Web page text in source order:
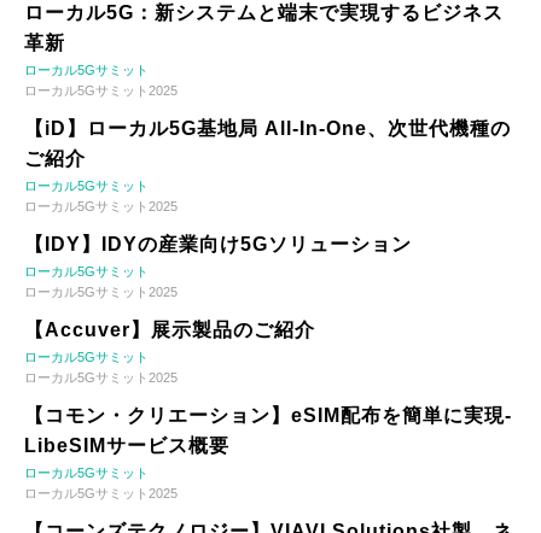
ローカル5G：新システムと端末で実現するビジネス
革新
ローカル5Gサミット
ローカル5Gサミット2025
【iD】ローカル5G基地局 All-In-One、次世代機種の
ご紹介
ローカル5Gサミット
ローカル5Gサミット2025
【IDY】IDYの産業向け5Gソリューション
ローカル5Gサミット
ローカル5Gサミット2025
【Accuver】展示製品のご紹介
ローカル5Gサミット
ローカル5Gサミット2025
【コモン・クリエーション】eSIM配布を簡単に実現-
LibeSIMサービス概要
ローカル5Gサミット
ローカル5Gサミット2025